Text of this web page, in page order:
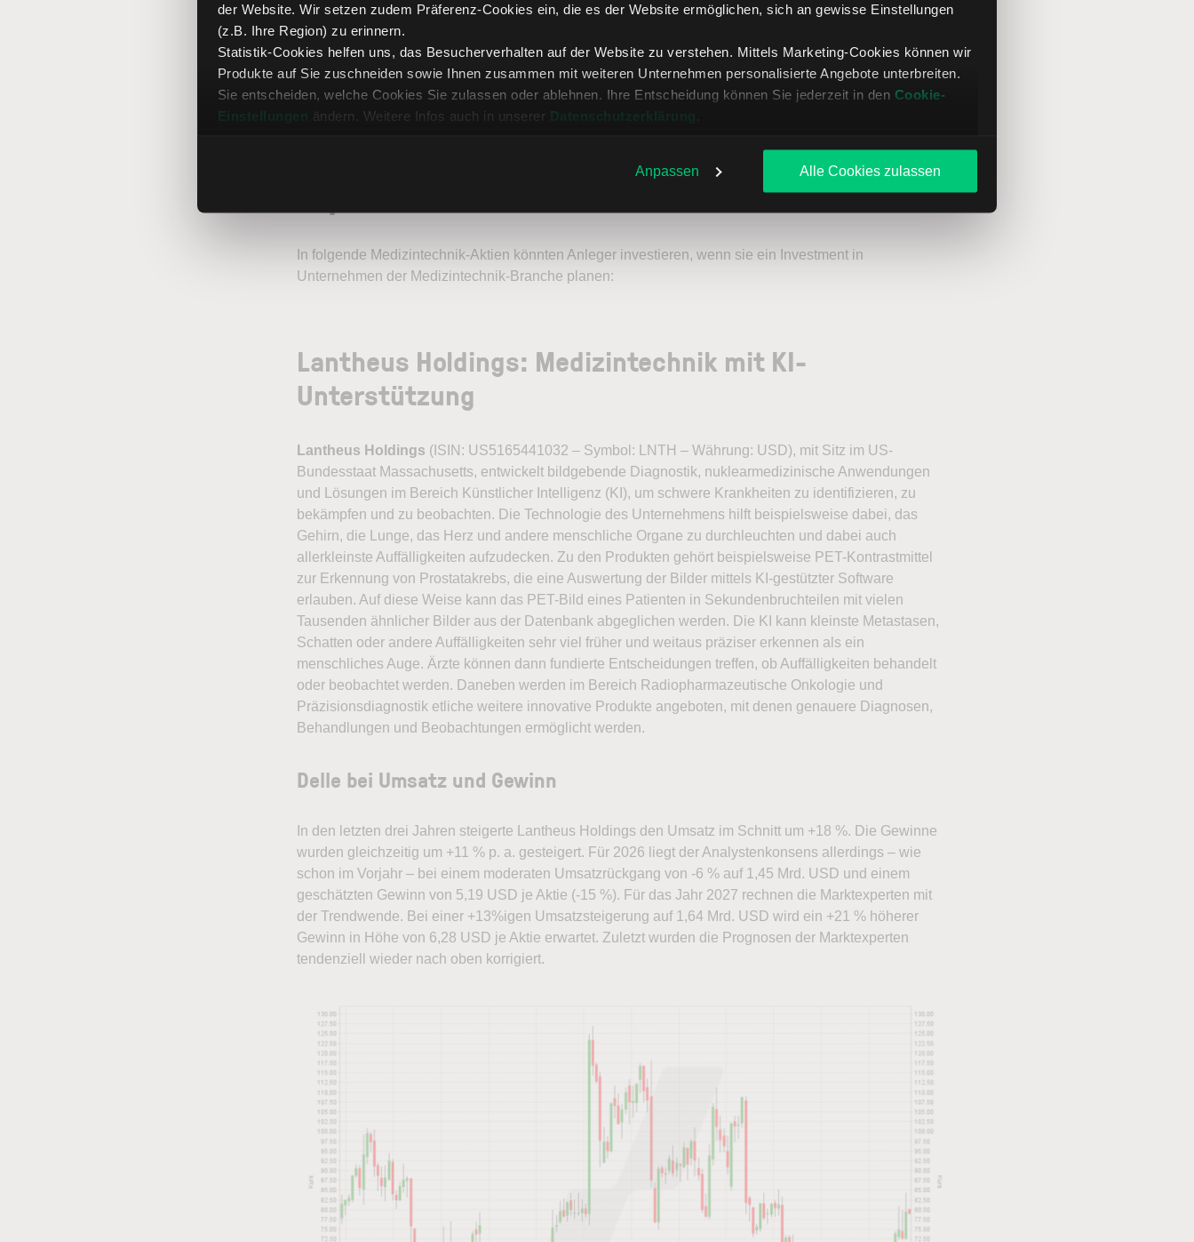
der Website. Wir setzen zudem Präferenz-Cookies ein, die es der Website ermöglichen, sich an gewisse Einstellungen
(z.B. Ihre Region) zu erinnern.
Statistik-Cookies helfen uns, das Besucherverhalten auf der Website zu verstehen. Mittels Marketing-Cookies können wir
Produkte auf Sie zuschneiden sowie Ihnen zusammen mit weiteren Unternehmen personalisierte Angebote unterbreiten.
Sie entscheiden, welche Cookies Sie zulassen oder ablehnen. Ihre Entscheidung können Sie jederzeit in den Cookie-
Einstellungen
ändern. Weitere Infos auch in unserer Datenschutzerklärung
Anpassen Alle Cookies zulassen
KGaA
EUR DE0005550636
InMode Ltd 0,88 15,21 USD INMD IL0011595993
Top-Aktien der Medizintechnikbranche
In folgende Medizintechnik-Aktien könnten Anleger investieren, wenn sie ein Investment in
Unternehmen der Medizintechnik-Branche planen:
Lantheus Holdings: Medizintechnik mit KI-
Unterstützung
Lantheus Holdings (ISIN: US5165441032 – Symbol: LNTH – Währung: USD), mit Sitz im US-
Bundesstaat Massachusetts, entwickelt bildgebende Diagnostik, nuklearmedizinische Anwendungen
und Lösungen im Bereich Künstlicher Intelligenz (KI), um schwere Krankheiten zu identifizieren, zu
bekämpfen und zu beobachten. Die Technologie des Unternehmens hilft beispielsweise dabei, das
Gehirn, die Lunge, das Herz und andere menschliche Organe zu durchleuchten und dabei auch
allerkleinste Auffälligkeiten aufzudecken. Zu den Produkten gehört beispielsweise PET-Kontrastmittel
zur Erkennung von Prostatakrebs, die eine Auswertung der Bilder mittels KI-gestützter Software
erlauben. Auf diese Weise kann das PET-Bild eines Patienten in Sekundenbruchteilen mit vielen
Tausenden ähnlicher Bilder aus der Datenbank abgeglichen werden. Die KI kann kleinste Metastasen,
Schatten oder andere Auffälligkeiten sehr viel früher und weitaus präziser erkennen als ein
menschliches Auge. Ärzte können dann fundierte Entscheidungen treffen, ob Auffälligkeiten behandelt
oder beobachtet werden. Daneben werden im Bereich Radiopharmazeutische Onkologie und
Präzisionsdiagnostik etliche weitere innovative Produkte angeboten, mit denen genauere Diagnosen,
Behandlungen und Beobachtungen ermöglicht werden.
Delle bei Umsatz und Gewinn
In den letzten drei Jahren steigerte Lantheus Holdings den Umsatz im Schnitt um +18 %. Die Gewinne
wurden gleichzeitig um +11 % p. a. gesteigert. Für 2026 liegt der Analystenkonsens allerdings – wie
schon im Vorjahr – bei einem moderaten Umsatzrückgang von -6 % auf 1,45 Mrd. USD und einem
geschätzten Gewinn von 5,19 USD je Aktie (-15 %). Für das Jahr 2027 rechnen die Marktexperten mit
der Trendwende. Bei einer +13%igen Umsatzsteigerung auf 1,64 Mrd. USD wird ein +21 % höherer
Gewinn in Höhe von 6,28 USD je Aktie erwartet. Zuletzt wurden die Prognosen der Marktexperten
tendenziell wieder nach oben korrigiert.